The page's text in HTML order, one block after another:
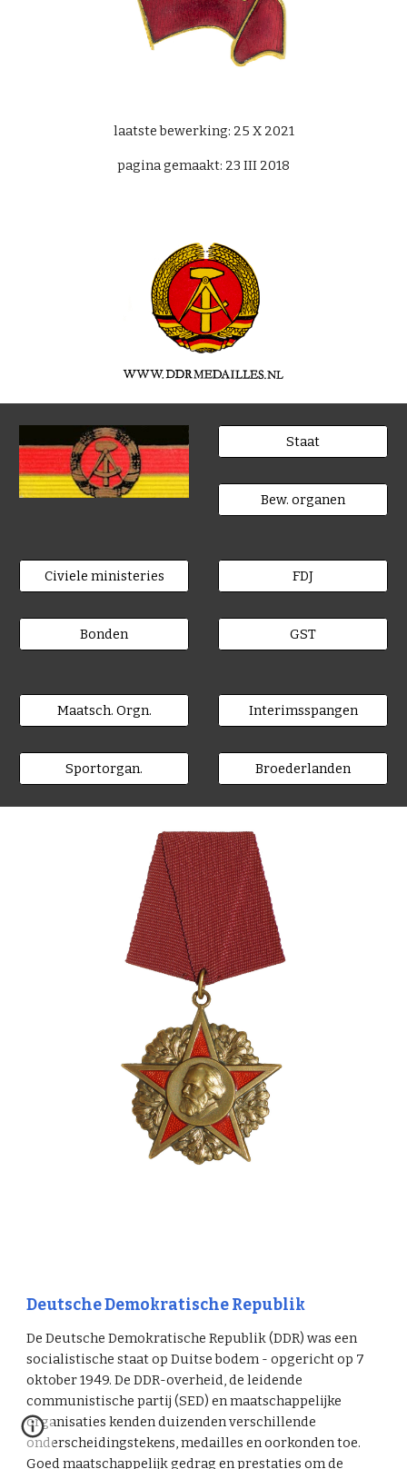
laatste bewerking: 25 X 2021
pagina gemaakt: 23 III 2018
Staat
Bew. organen
Civiele ministeries
Bonden
FDJ
GST
Maatsch. Orgn.
Sportorgan.
Interimsspangen
Broederlanden
Deutsche Demokratische Republik
De Deutsche Demokratische Republik (DDR) was een
socialistische staat op Duitse bodem - opgericht op 7
oktober 1949. De DDR-overheid, de leidende
communistische partij (SED) en maatschappelijke
organisaties kenden duizenden verschillende
onderscheidingstekens, medailles en oorkonden toe.
Goed maatschappelijk gedrag en prestaties om de